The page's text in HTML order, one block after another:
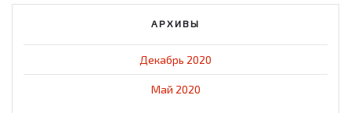
АРХИВЫ
Декабрь 2020
Май 2020